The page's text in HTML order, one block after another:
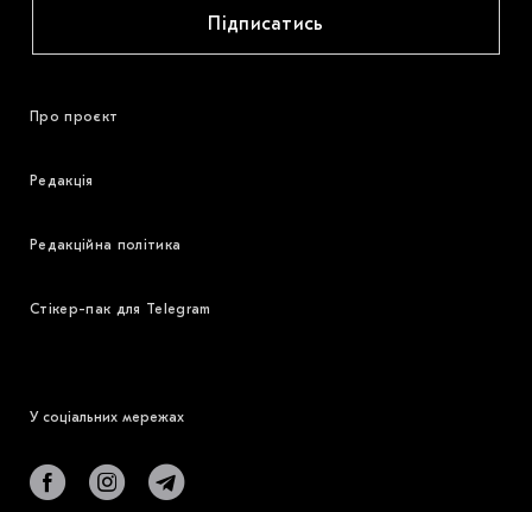
Підписатись
Про проєкт
Редакція
Редакційна політика
Стікер-пак для Telegram
У соціальних мережах